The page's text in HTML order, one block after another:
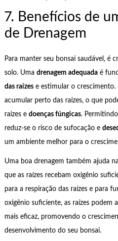
7. Benefícios de
de Drenagem
Para manter seu bonsai saudável, é
solo. Uma drenagem adequadaé
das raízese estimular o crescimento.
acumular perto das raízes, o que
raízes e doenças fúngicas.
reduz-se o risco de sufocação e
um ambiente melhor para o
Uma boa drenagem também ajuda na
que as raízes recebam oxigênio
para a respiração das raízes e para
oxigênio suficiente, as raízes podem
mais eficaz, promovendo o
desenvolvimento do seu bonsai.